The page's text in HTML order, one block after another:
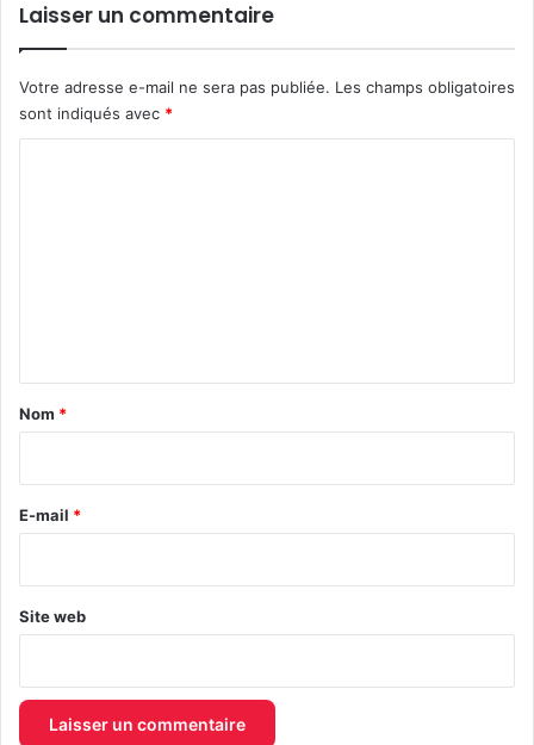
Laisser un commentaire
Votre adresse e-mail ne sera pas publiée. Les champs obligatoires
sont indiqués avec *
a
e
Nom *
E-mail *
Site web